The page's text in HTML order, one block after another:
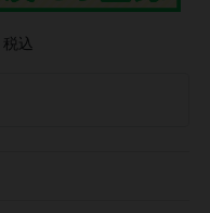
税込